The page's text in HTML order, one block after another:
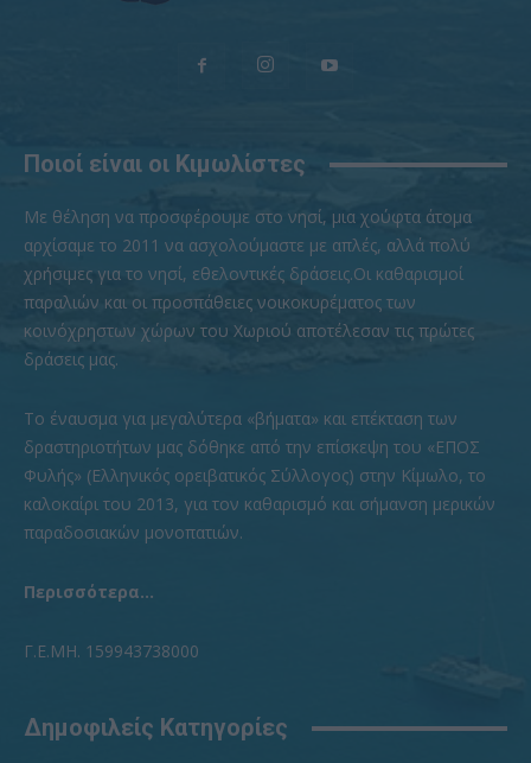
Ποιοί είναι οι Κιμωλίστες
Με θέληση να προσφέρουμε στο νησί, μια χούφτα άτομα
αρχίσαμε το 2011 να ασχολούμαστε με απλές, αλλά πολύ
χρήσιμες για το νησί, εθελοντικές δράσεις.Οι καθαρισμοί
παραλιών και οι προσπάθειες νοικοκυρέματος των
κοινόχρηστων χώρων του Χωριού αποτέλεσαν τις πρώτες
δράσεις μας.
To έναυσμα για μεγαλύτερα «βήματα» και επέκταση των
δραστηριοτήτων μας δόθηκε από την επίσκεψη του «ΕΠΟΣ
Φυλής» (Ελληνικός ορειβατικός Σύλλογος) στην Κίμωλο, το
καλοκαίρι του 2013, για τον καθαρισμό και σήμανση μερικών
παραδοσιακών μονοπατιών.
Περισσότερα...
Γ.Ε.ΜΗ. 159943738000
Δημοφιλείς Κατηγορίες